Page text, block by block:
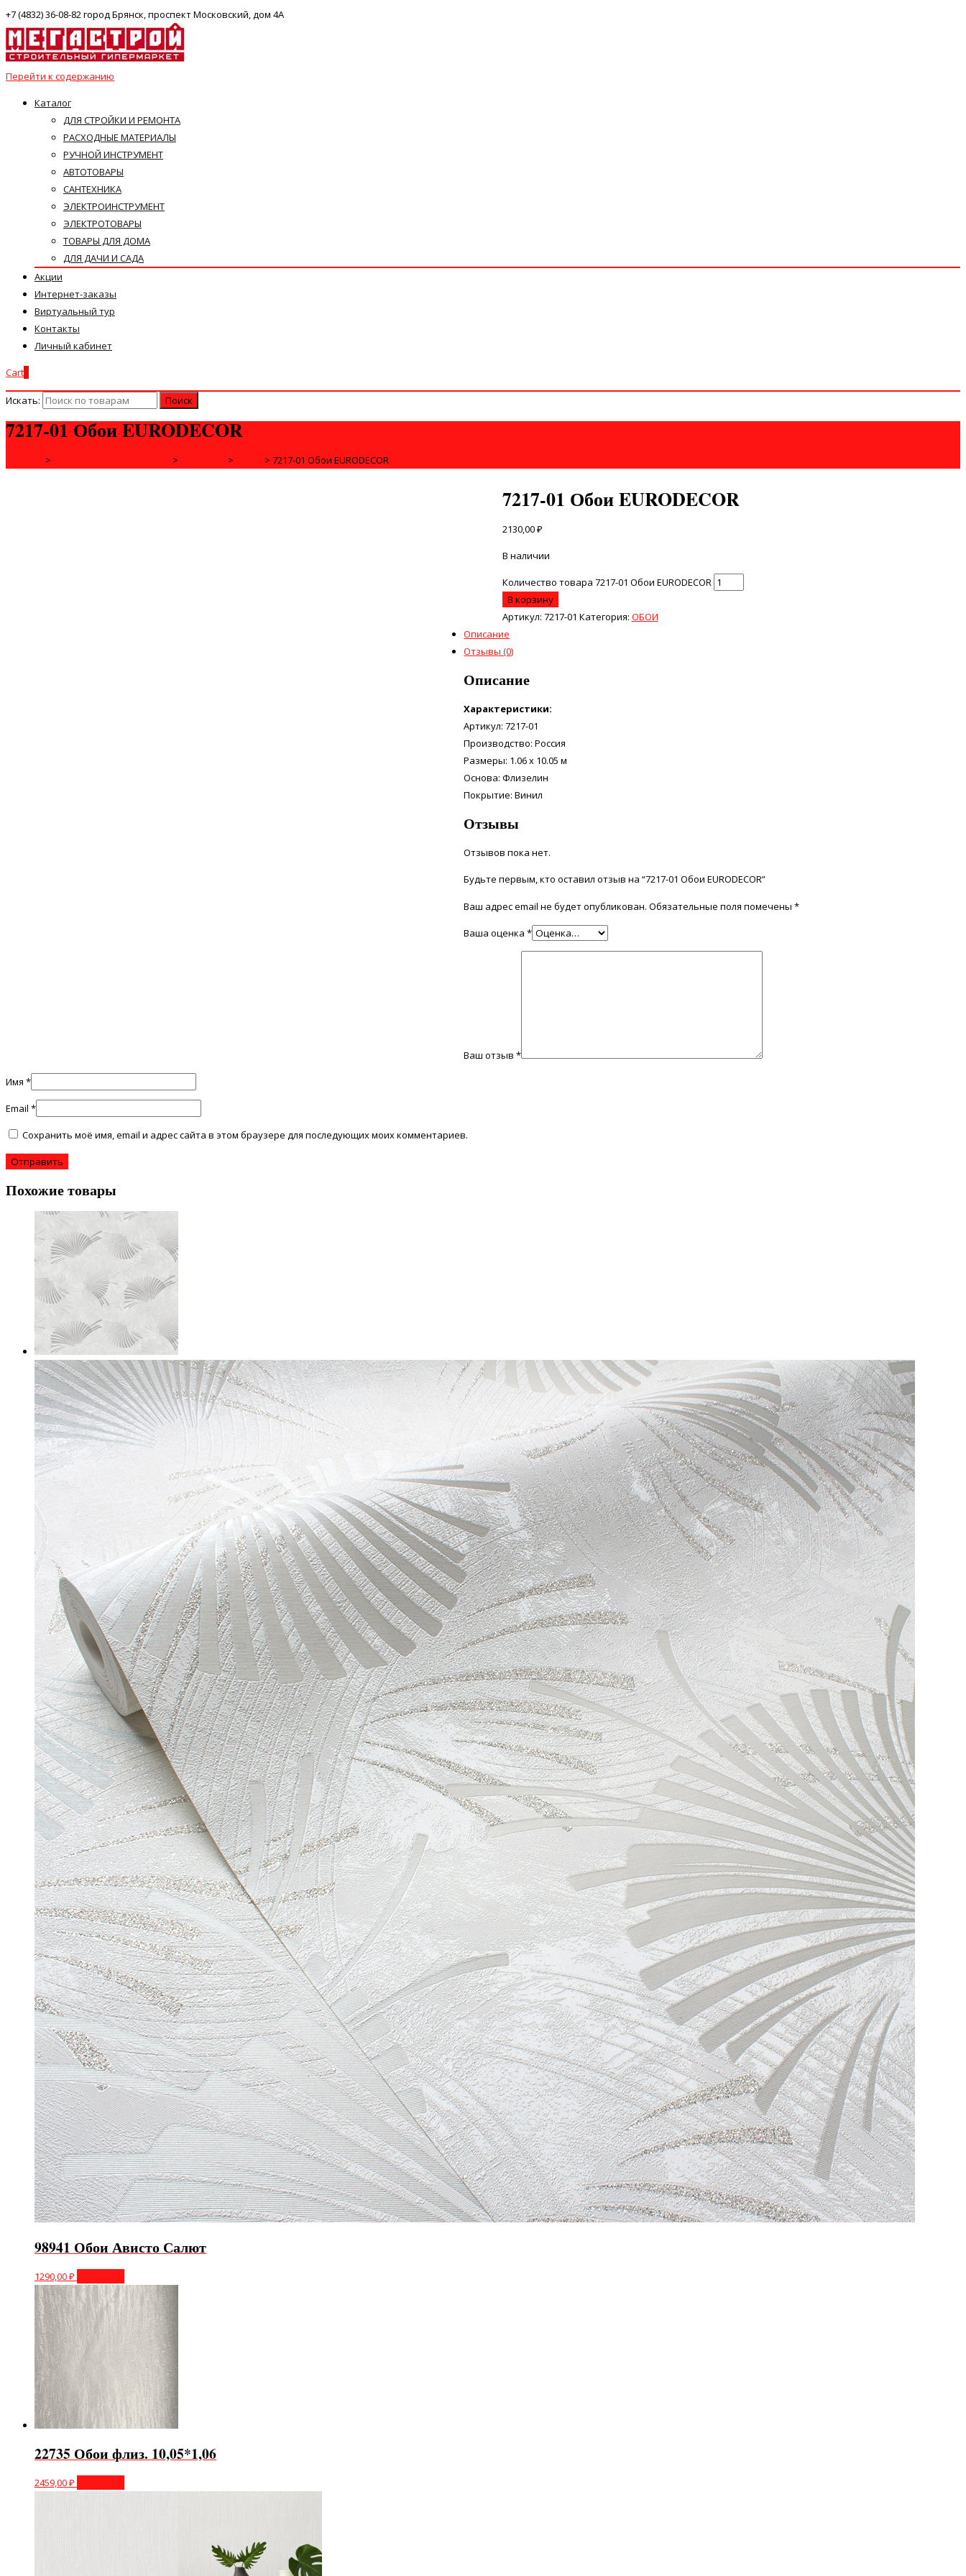
+7 (4832) 36-08-82 город Брянск, проспект Московский, дом 4А
Перейти к содержанию
Каталог
ДЛЯ СТРОЙКИ И РЕМОНТА
РАСХОДНЫЕ МАТЕРИАЛЫ
РУЧНОЙ ИНСТРУМЕНТ
АВТОТОВАРЫ
САНТЕХНИКА
ЭЛЕКТРОИНСТРУМЕНТ
ЭЛЕКТРОТОВАРЫ
ТОВАРЫ ДЛЯ ДОМА
ДЛЯ ДАЧИ И САДА
Акции
Интернет-заказы
Виртуальный тур
Контакты
Личный кабинет
Cart
Искать:
7217-01 Обои EURODECOR
> > > > 7217-01 Обои EURODECOR
7217-01 Обои EURODECOR
2130,00₽
В наличии
Количество товара 7217-01 Обои EURODECOR
В корзину
Артикул: 7217-01 Категория: ОБОИ
Описание
Отзывы (0)
Описание
Характеристики:
Артикул: 7217-01
Производство: Россия
Размеры: 1.06 x 10.05 м
Основа: Флизелин
Покрытие: Винил
Отзывы
Отзывов пока нет.
Будьте первым, кто оставил отзыв на “7217-01 Обои EURODECOR”
Ваш адрес email не будет опубликован. Обязательные поля помечены*
Ваша оценка*
Ваш отзыв*
Имя *
Email *
Сохранить моё имя, email и адрес сайта в этом браузере для последующих моих комментариев.
Похожие товары
98941 Обои Ависто Салют
1290,00₽
22735 Обои флиз. 10,05*1,06
2459,00₽